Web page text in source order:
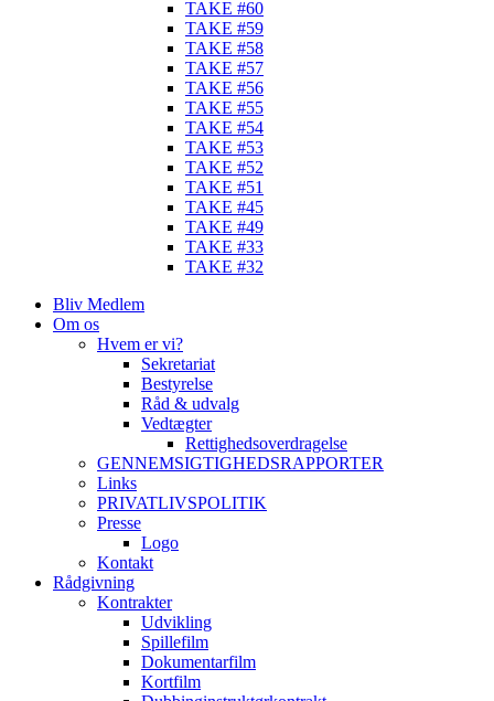
TAKE #60
TAKE #59
TAKE #58
TAKE #57
TAKE #56
TAKE #55
TAKE #54
TAKE #53
TAKE #52
TAKE #51
TAKE #45
TAKE #49
TAKE #33
TAKE #32
Bliv Medlem
Om os
Hvem er vi?
Sekretariat
Bestyrelse
Råd & udvalg
Vedtægter
Rettighedsoverdragelse
GENNEMSIGTIGHEDSRAPPORTER
Links
PRIVATLIVSPOLITIK
Presse
Logo
Kontakt
Rådgivning
Kontrakter
Udvikling
Spillefilm
Dokumentarfilm
Kortfilm